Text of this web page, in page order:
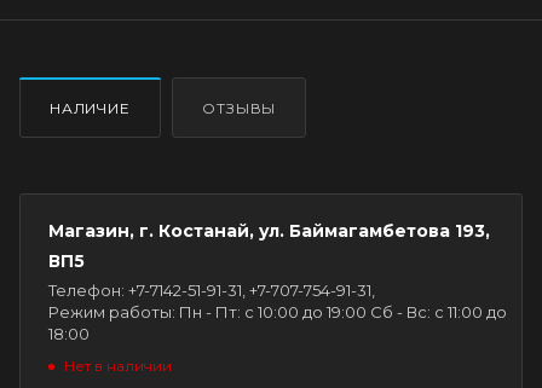
НАЛИЧИЕ ОТЗЫВЫ
Магазин, г. Костанай, ул. Баймагамбетова 193,
ВП5
Телефон: +7-7142-51-91-31, +7-707-754-91-31,
Режим работы: Пн - Пт: с 10:00 до 19:00 Сб - Вс: с 11:00 до
18:00
Нет в наличии